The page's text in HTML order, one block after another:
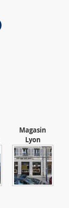
Magasin
Lyon